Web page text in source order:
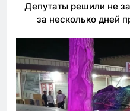
Депутаты решили не
за несколько дней